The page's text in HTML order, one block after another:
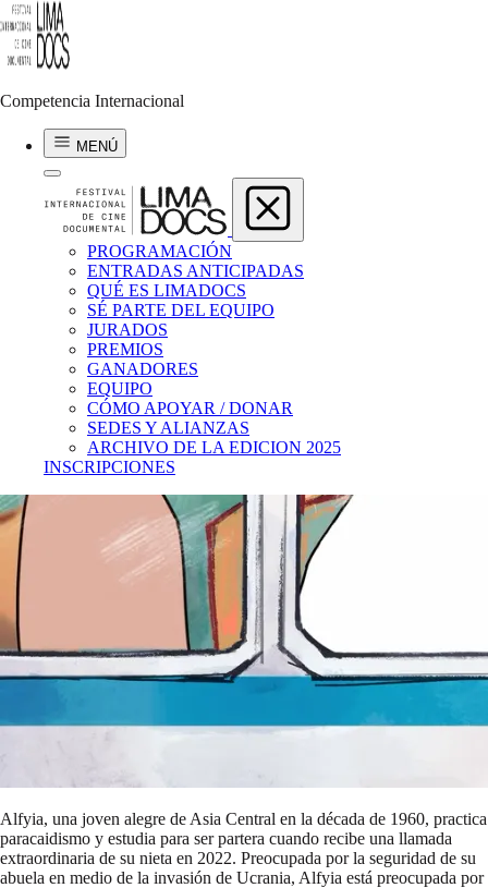
Competencia Internacional
MENÚ
PROGRAMACIÓN
ENTRADAS ANTICIPADAS
QUÉ ES LIMADOCS
SÉ PARTE DEL EQUIPO
JURADOS
PREMIOS
GANADORES
EQUIPO
CÓMO APOYAR / DONAR
SEDES Y ALIANZAS
ARCHIVO DE LA EDICION 2025
INSCRIPCIONES
Polina Piddubna
MY GRANDMOTHER IS A SKYDIVER
2025 | 12.52 min | Alemania, Ucrania
Alfyia, una joven alegre de Asia Central en la década de 1960, practica
paracaidismo y estudia para ser partera cuando recibe una llamada
extraordinaria de su nieta en 2022. Preocupada por la seguridad de su
abuela en medio de la invasión de Ucrania, Alfyia está preocupada por